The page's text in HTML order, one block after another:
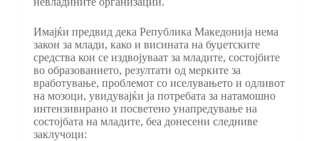
Имајќи предвид дека Република Македонија нема
закон за млади, како и висината на буџетските
средства кои се издвојуваат за младите, состојбите
во образованието, резултати од мерките за
вработување, проблемот со иселувањето и одливот
на мозоци, увидувајќи ја потребата за натамошно
интензивирано и посветено унапредување на
состојбата на младите, беа донесени следниве
заклучоци: